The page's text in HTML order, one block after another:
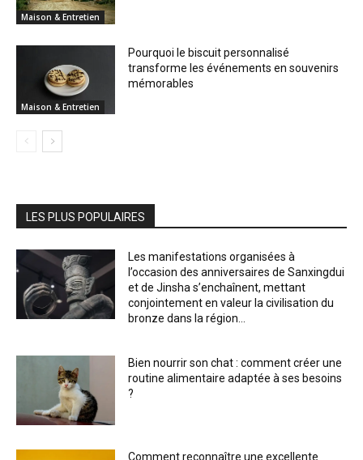
Maison & Entretien
Maison & Entretien
Pourquoi le biscuit personnalisé
transforme les événements en souvenirs
mémorables
LES PLUS POPULAIRES
Les manifestations organisées à
l’occasion des anniversaires de Sanxingdui
et de Jinsha s’enchaînent, mettant
conjointement en valeur la civilisation du
bronze dans la région...
Bien nourrir son chat : comment créer une
routine alimentaire adaptée à ses besoins
?
Comment reconnaître une excellente